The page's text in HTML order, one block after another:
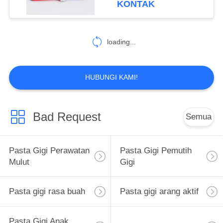
Perawatan Mulut
25
Sikat Gigi
Perawatan Mulut
88
KONTAK
loading...
HUBUNGI KAMI!
Bad Request Semua
Pasta Gigi Perawatan
Mulut
Pasta Gigi Pemutih
Gigi
Pasta gigi rasa buah Pasta gigi arang aktif